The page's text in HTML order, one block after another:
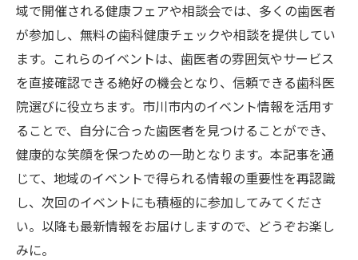
域で開催される健康フェアや相談会では、多くの歯医者
が参加し、無料の歯科健康チェックや相談を提供してい
ます。これらのイベントは、歯医者の雰囲気やサービス
を直接確認できる絶好の機会となり、信頼できる歯科医
院選びに役立ちます。市川市内のイベント情報を活用す
ることで、自分に合った歯医者を見つけることができ、
健康的な笑顔を保つための一助となります。本記事を通
じて、地域のイベントで得られる情報の重要性を再認識
し、次回のイベントにも積極的に参加してみてくださ
い。以降も最新情報をお届けしますので、どうぞお楽し
みに。